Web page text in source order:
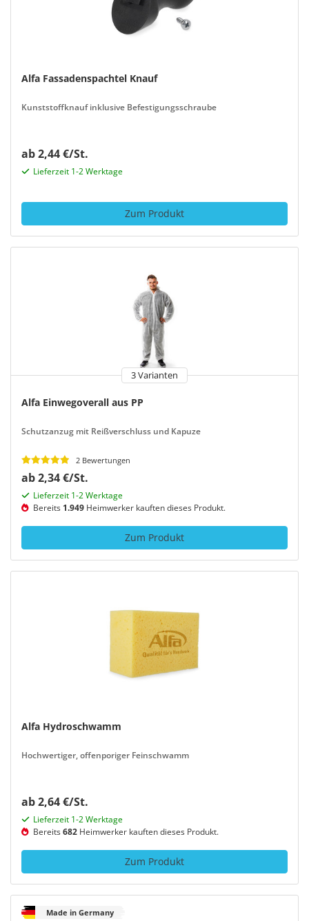
Alfa Fassadenspachtel Knauf
Kunststoffknauf inklusive Befestigungsschraube
ab 2,44 €/St.
Lieferzeit 1-2 Werktage
Zum Produkt
3 Varianten
Alfa Einwegoverall aus PP
Schutzanzug mit Reißverschluss und Kapuze
2 Bewertungen
ab 2,34 €/St.
Lieferzeit 1-2 Werktage
Bereits 1.949 Heimwerker kauften dieses Produkt.
Zum Produkt
Alfa Hydroschwamm
Hochwertiger, offenporiger Feinschwamm
ab 2,64 €/St.
Lieferzeit 1-2 Werktage
Bereits682 Heimwerker kauften dieses Produkt.
Zum Produkt
Made in Germany